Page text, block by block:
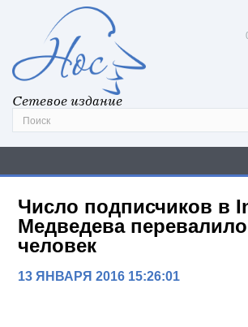
Сетевое издание
Число подписчиков в
Медведева
человек
13 ЯНВАРЯ 2016 15:26:01